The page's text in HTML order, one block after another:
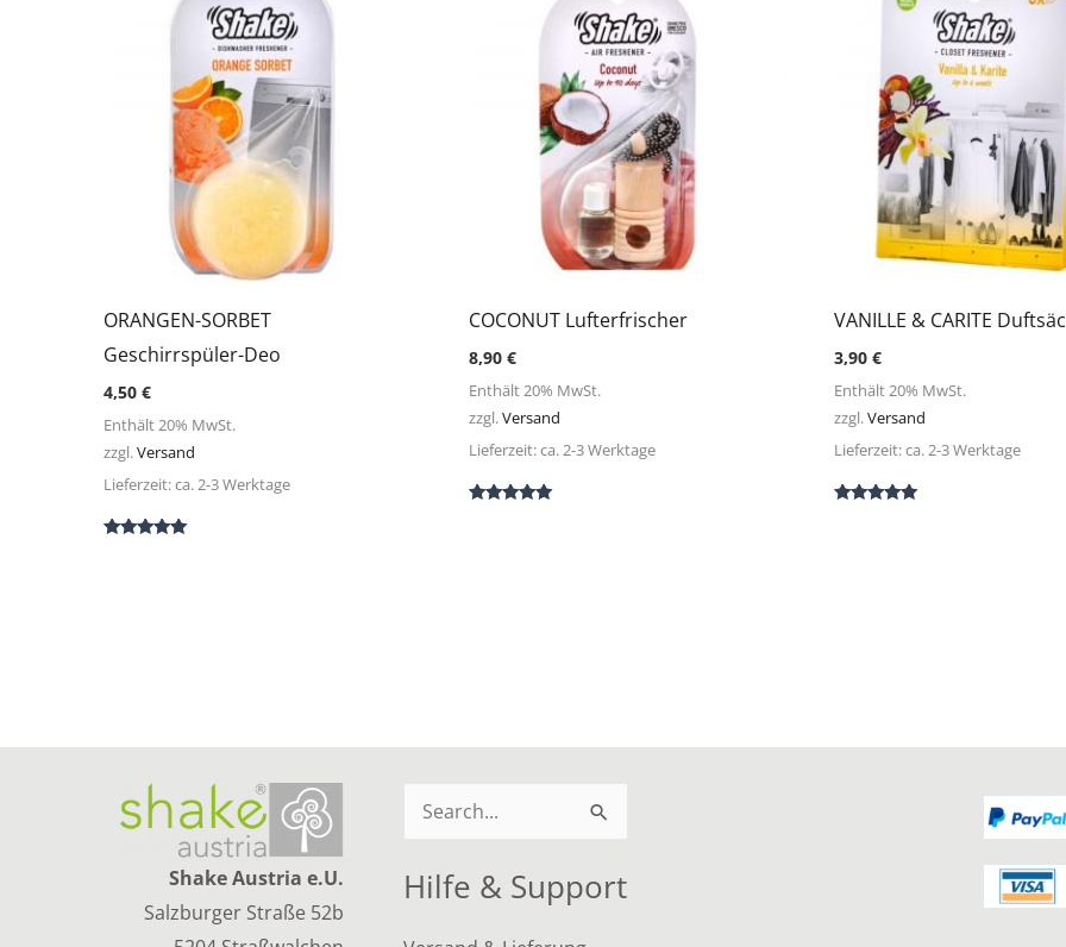
ORANGEN-SORBET
Geschirrspüler-Deo
4,50€
Enthält 20% MwSt.
zzgl.Versand
Lieferzeit: ca. 2-3 Werktage
COCONUT Lufterfrischer
8,90€
Enthält 20% MwSt.
zzgl.Versand
Lieferzeit: ca. 2-3 Werktage
VANILLE & CARITE
3,90€
Enthält 20% MwSt.
zzgl.Versand
Lieferzeit: ca. 2-3 Werktage
Shake Austria e.U.
Salzburger Straße 52b
Suchen
Hilfe & Support